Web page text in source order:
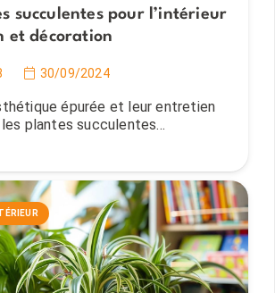
succulentes pour l’intérieur
et décoration
30/09/2024
épurée et leur entretien
plantes succulentes…